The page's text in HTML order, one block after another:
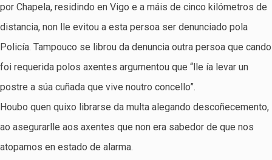
por Chapela, residindo en Vigo e a máis de cinco kilómetros de
distancia, non lle evitou a esta persoa ser denunciado pola
Policía. Tampouco se librou da denuncia outra persoa que cando
foi requerida polos axentes argumentou que “lle ía levar un
postre a súa cuñada que vive noutro concello”.
Houbo quen quixo librarse da multa alegando descoñecemento,
ao asegurarlle aos axentes que non era sabedor de que nos
atopamos en estado de alarma.